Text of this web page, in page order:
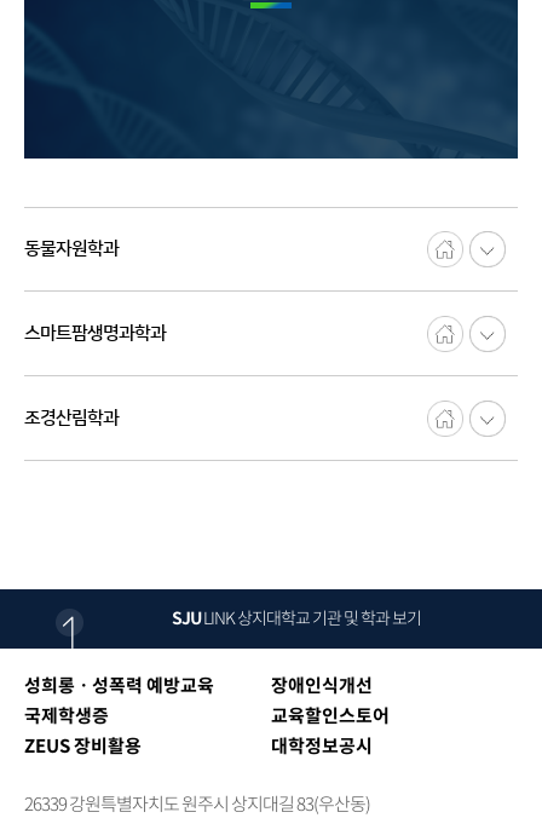
동물자원학과
스마트팜생명과학과
조경산림학과
SJULINK상지대학교 기관 및 학과 보기
성희롱ㆍ성폭력 예방교육
장애인식개선
국제학생증
교육할인스토어
ZEUS 장비활용
대학정보공시
26339 강원특별자치도 원주시 상지대길 83(우산동)